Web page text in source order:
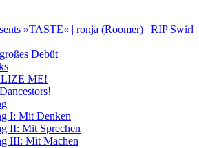
»TASTE« | ronja (Roomer) | RIP Swirl
Debüt
ME!
I: Mit Denken
II: Mit Sprechen
III: Mit Machen